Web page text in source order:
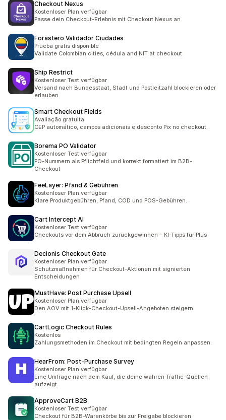
Checkout Nexus
Kostenloser Plan verfügbar
Passe dein Checkout-Erlebnis mit Checkout Nexus an.
Forastero Validador Ciudades
Prueba gratis disponible
Validate Colombian cities, cédula and NIT at checkout
Ship Restrict
Kostenloser Test verfügbar
Versand nach Bundesstaat, Stadt und Postleitzahl blockieren oder
erlauben
Smart Checkout Fields
Avaliação gratuita
CEP automático, campos adicionais e desconto Pix no checkout.
Borema PO Validator
Kostenloser Test verfügbar
PO-Nummern als Pflichtfeld und korrekt formatiert im B2B-
Checkout
FeeLayer: Pfand & Gebühren
Kostenloser Plan verfügbar
Klare Produktgebühren, Pfand, COD und POS-Gebühren.
Cart Intercept AI
Kostenloser Test verfügbar
Checkouts vor dem Abbruch zurückgewinnen – KI-Tipps für Plus
Decionis Checkout Gate
Kostenloser Plan verfügbar
Schutzmaßnahmen für Checkout-Aktionen mit signierten
Entscheidungen
MustHave: Post Purchase Upsell
Kostenloser Plan verfügbar
Den AOV mit 1-Klick-Checkout-Upsell-Angeboten steigern
CartLogic Checkout Rules
Kostenlos
Zahlungsmethoden im Checkout mit bedingten Regeln anpassen.
HearFrom: Post‑Purchase Survey
Kostenloser Plan verfügbar
Eine Umfrage nach dem Kauf, die deine wahren Traffic-Quellen
aufzeigt.
ApproveCart B2B
Kostenloser Test verfügbar
Checkout für B2B-Warenkörbe bis zur Freigabe blockieren